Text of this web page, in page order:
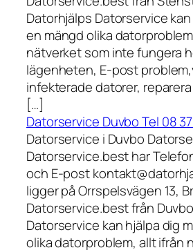
Datorhjälps Datorservice
en mängd olika
nätverket som inte fungera
lägenheten, E-post
infekterade datorer,
[…]
Datorservice Duvbo Tel 08
Datorservice i Duvbo
Datorservice.best har
och E-post
ligger på Orrspelsvägen 13,
Datorservice.best från
Datorservice kan hjälpa dig
olika datorproblem, allt ifrån